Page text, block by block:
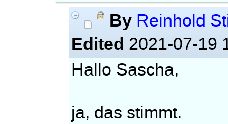
By Reinhold
Edited 2021-07-19
Hallo Sascha,
ja, das stimmt.